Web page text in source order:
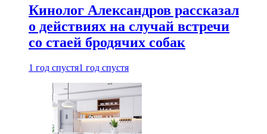
Кинолог Александров рассказал
о действиях на случай встречи
со стаей бродячих собак
1 год спустя1 год спустя